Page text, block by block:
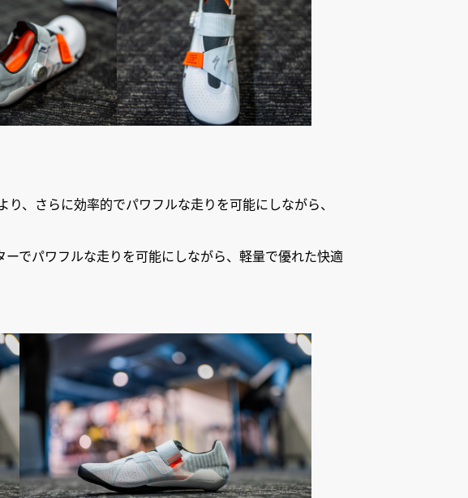
、さらに効率的でパワフルな走りを可能にしながら、
でパワフルな走りを可能にしながら、軽量で優れた快適